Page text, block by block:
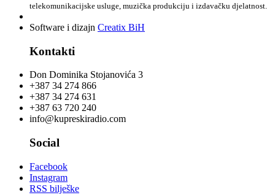
telekomunikacijske usluge, muzička produkciju i izdavačku djelatnost.
Software i dizajn Creatix BiH
Kontakti
Don Dominika Stojanovića 3
+387 34 274 866
+387 34 274 631
+387 63 720 240
info@kupreskiradio.com
Social
Facebook
Instagram
RSS bilješke